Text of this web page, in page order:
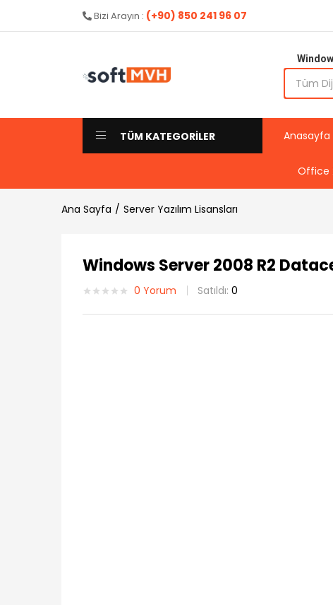
Bizi Arayın : (+90) 850 241 96 07
TÜM KATEGORİLER Anasayfa
Office
Ana Sayfa Server Yazılım Lisansları
Windows Server 2008 R2
0 Yorum Satıldı: 0